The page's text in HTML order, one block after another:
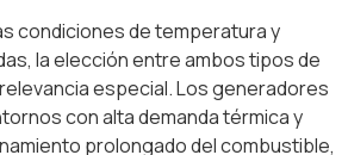
condiciones de temperatura y
la elección entre ambos tipos de
especial. Los generadores
con alta demanda térmica y
prolongado del combustible,